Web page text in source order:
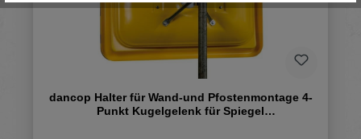
dancop Halter für Wand-und Pfostenmontage 4-
Punkt Kugelgelenk für Spiegel